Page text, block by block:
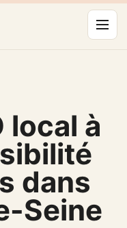
local à
dans
Seine